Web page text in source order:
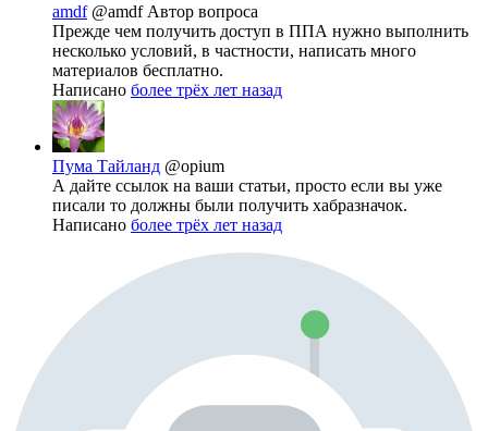
amdf @amdf Автор вопроса
Прежде чем получить доступ в ППА нужно выполнить
несколько условий, в частности, написать много
материалов бесплатно.
Написано более трёх лет назад
Пума Тайланд @opium
А дайте ссылок на ваши статьи, просто если вы уже
писали то должны были получить хабразначок.
Написано более трёх лет назад